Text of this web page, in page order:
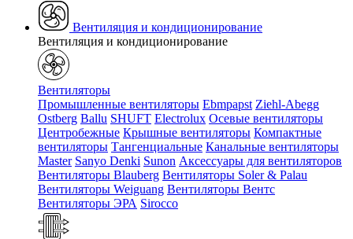
Вентиляция и кондиционирование
Вентиляция и кондиционирование
Вентиляторы
Промышленные вентиляторы Ebmpapst Ziehl-Abegg
Ostberg Ballu SHUFT Electrolux Осевые вентиляторы
Центробежные Крышные вентиляторы Компактные
вентиляторы Тангенциальные Канальные вентиляторы
Master Sanyo Denki Sunon Аксессуары для вентиляторов
Вентиляторы Blauberg Вентиляторы Soler & Palau
Вентиляторы Weiguang Вентиляторы Вентс
Вентиляторы ЭРА Sirocco